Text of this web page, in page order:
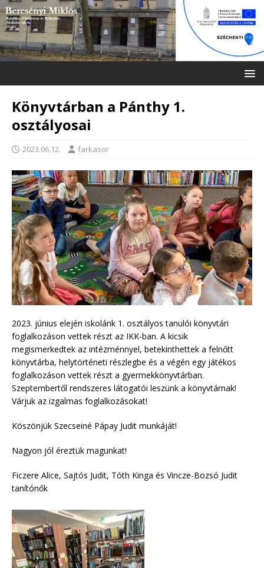
Könyvtárban a Pánthy 1.
osztályosai
2023.06.12. farkasor
2023. június elején iskolánk 1. osztályos tanulói könyvtári
foglalkozáson vettek részt az IKK-ban. A kicsik
megismerkedtek az intézménnyel, betekinthettek a felnőtt
könyvtárba, helytörténeti részlegbe és a végén egy játékos
foglalkozáson vettek részt a gyermekkönyvtárban.
Szeptembertől rendszeres látogatói leszünk a könyvtárnak!
Várjuk az izgalmas foglalkozásokat!
Köszönjük Szecseiné Pápay Judit munkáját!
Nagyon jól éreztük magunkat!
Ficzere Alice, Sajtós Judit, Tóth Kinga és Vincze-Bozsó Judit
tanítónők